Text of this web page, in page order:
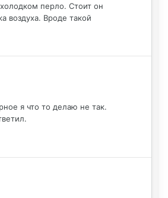
перло. Стоит он
воздуха. Вроде такой
я что то делаю не так.